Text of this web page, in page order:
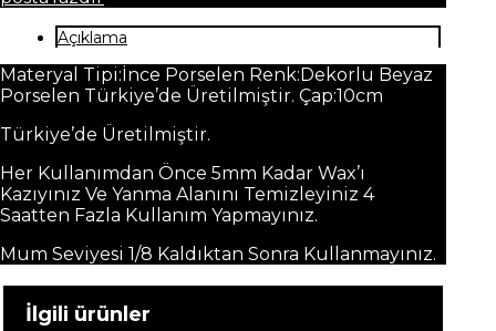
Açıklama
Materyal Tipi:İnce Porselen Renk:Dekorlu Beyaz
Porselen Türkiye’de Üretilmiştir. Çap:10cm
Türkiye’de Üretilmiştir.
Her Kullanımdan Önce 5mm Kadar Wax’ı
Kazıyınız Ve Yanma Alanını Temizleyiniz 4
Saatten Fazla Kullanım Yapmayınız.
Mum Seviyesi 1/8 Kaldıktan Sonra Kullanmayınız.
İlgili ürünler